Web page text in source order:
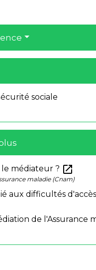
sociale
le médiateur ? open_in_new
maladie (Cnam)
aux difficultés
de l'Assurance